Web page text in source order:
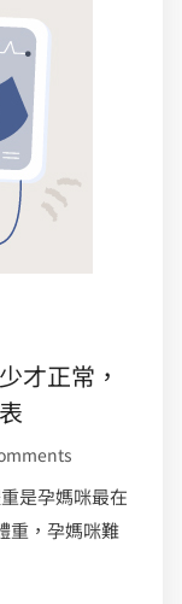
才正常，
是孕媽咪最在
重，孕媽咪難